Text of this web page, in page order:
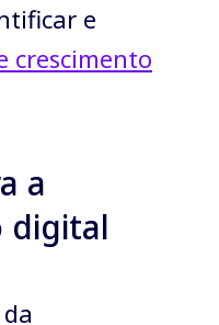
e
crescimento
a
digital